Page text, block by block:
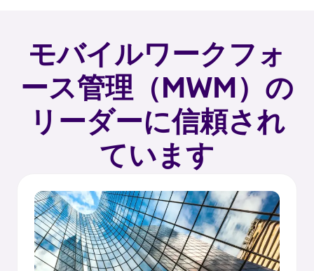
モバイルワークフォ
ース管理（MWM）の
リーダーに信頼され
ています